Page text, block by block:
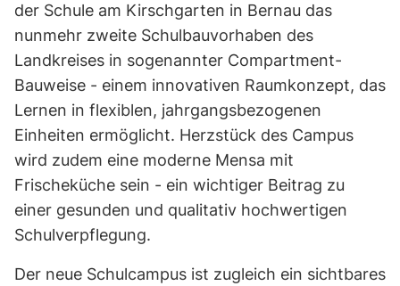
der Schule am Kirschgarten in Bernau das
nunmehr zweite Schulbauvorhaben des
Landkreises in sogenannter Compartment-
Bauweise - einem innovativen Raumkonzept, das
Lernen in flexiblen, jahrgangsbezogenen
Einheiten ermöglicht. Herzstück des Campus
wird zudem eine moderne Mensa mit
Frischeküche sein - ein wichtiger Beitrag zu
einer gesunden und qualitativ hochwertigen
Schulverpflegung.
Der neue Schulcampus ist zugleich ein sichtbares